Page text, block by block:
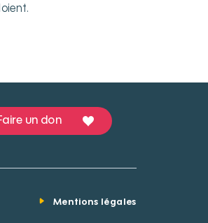
un don
Mentions légales